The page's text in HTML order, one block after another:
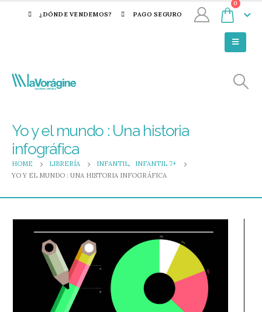
¿DÓNDE VENDEMOS? PAGO SEGURO
0
Yo y el mundo : Una historia
infográfica
HOME LIBRERÍA INFANTIL,
INFANTIL 7+
YO Y EL MUNDO : UNA HISTORIA INFOGRÁFICA